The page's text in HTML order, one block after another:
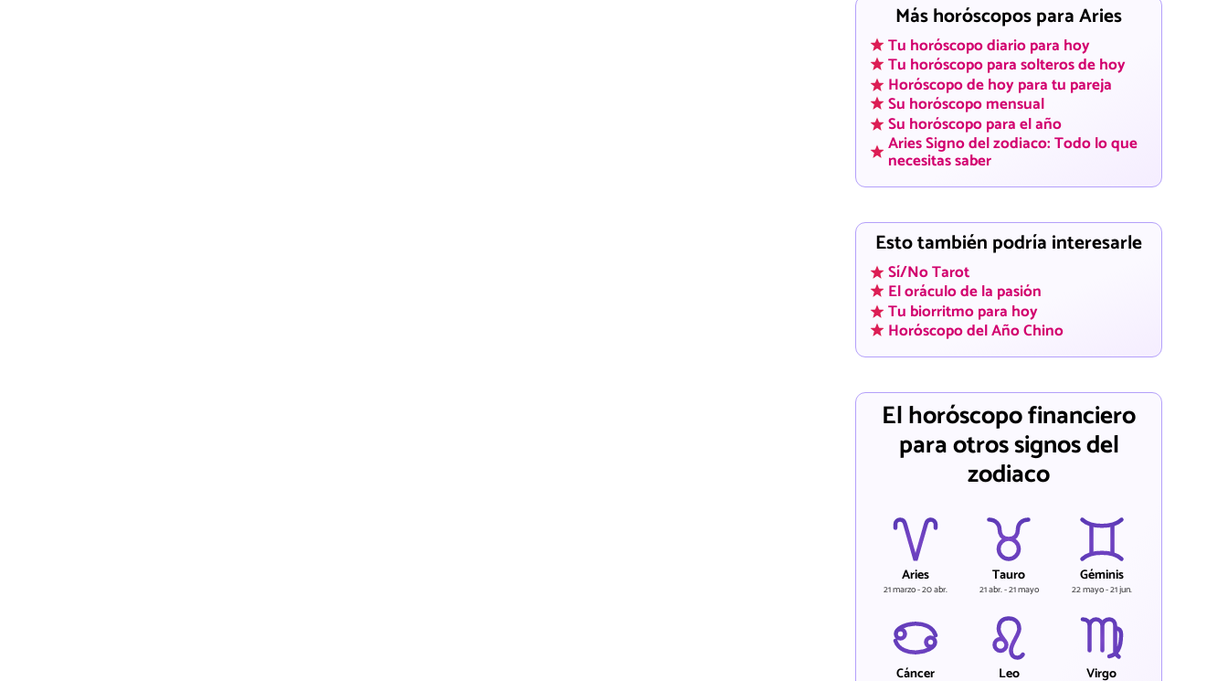
Más horóscopos para Aries
Tu horóscopo diario para hoy
Tu horóscopo para solteros de hoy
Horóscopo de hoy para tu pareja
Su horóscopo mensual
Su horóscopo para el año
Aries Signo del zodiaco: Todo lo que
necesitas saber
Esto también podría interesarle
Sí/No Tarot
El oráculo de la pasión
Tu biorritmo para hoy
Horóscopo del Año Chino
El horóscopo financiero
para otros signos del
zodiaco
Aries
21 marzo - 20 abr.
Tauro
21 abr. - 21 mayo
Géminis
22 mayo - 21 jun.
Cáncer Leo Virgo